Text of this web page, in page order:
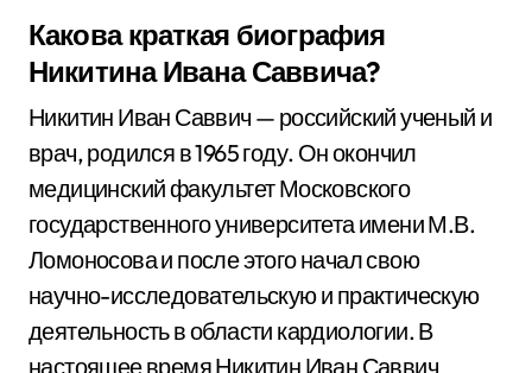
Какова краткая биография
Никитина Ивана Саввича?
Никитин Иван Саввич — российский ученый и
врач, родился в 1965 году. Он окончил
медицинский факультет Московского
государственного университета имени М.В.
Ломоносова и после этого начал свою
научно-исследовательскую и практическую
деятельность в области кардиологии. В
настоящее время Никитин Иван Саввич